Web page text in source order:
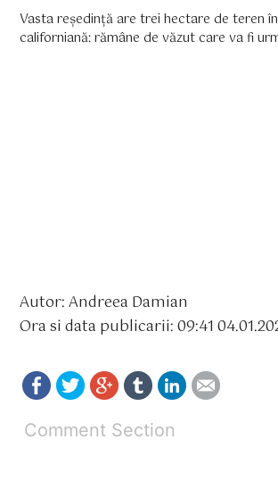
Vasta reședință are trei hectare de teren
californiană: rămâne de văzut care va fi
Autor: Andreea Damian
Ora si data publicarii: 09:41
Comment Section